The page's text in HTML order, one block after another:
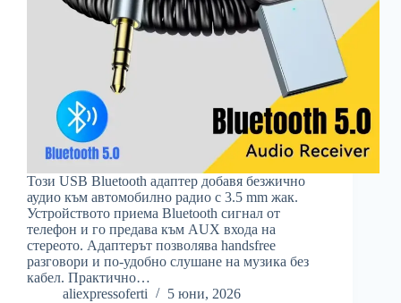
Този USB Bluetooth адаптер добавя безжично
аудио към автомобилно радио с 3.5 mm жак.
Устройството приема Bluetooth сигнал от
телефон и го предава към AUX входа на
стереото. Адаптерът позволява handsfree
разговори и по-удобно слушане на музика без
кабел. Практично…
aliexpressoferti
5 юни, 2026